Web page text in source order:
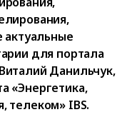
актуальные
для портала
Данильчук,
«Энергетика,
телеком» IBS.